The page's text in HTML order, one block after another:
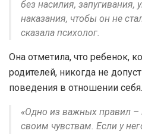
без насилия, запугивания,
наказания, чтобы он не
сказала психолог.
Она отметила, что ребенок,
родителей, никогда не
поведения в отношении себя.
«Одно из важных правил –
своим чувствам. Если у